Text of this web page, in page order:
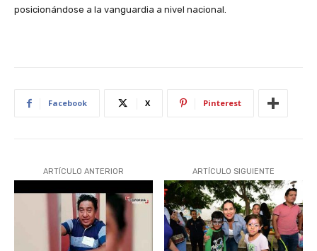
posicionándose a la vanguardia a nivel nacional.
Facebook X Pinterest
ARTÍCULO ANTERIOR ARTÍCULO SIGUIENTE